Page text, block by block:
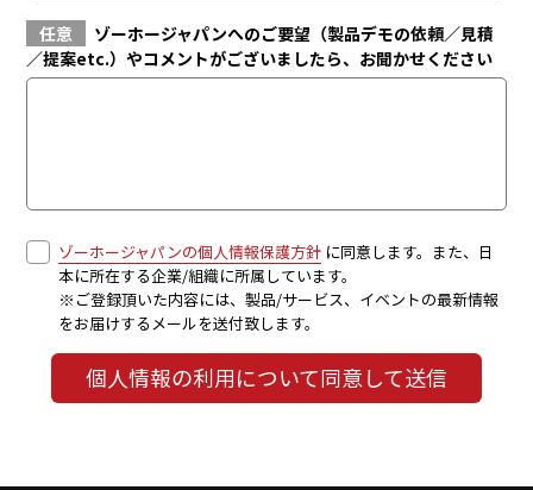
任意
ゾーホージャパンへのご要望（製品デモの依頼／見積
／提案etc.）やコメントがございましたら、お聞かせください
ゾーホージャパンの個人情報保護方針 に同意します。また、日
本に所在する企業/組織に所属しています。
※ご登録頂いた内容には、製品/サービス、イベントの最新情報
をお届けするメールを送付致します。
個人情報の利用について同意して送信